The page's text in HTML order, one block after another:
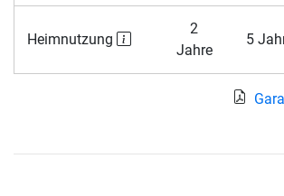
Heimnutzung
2
Jahre
5